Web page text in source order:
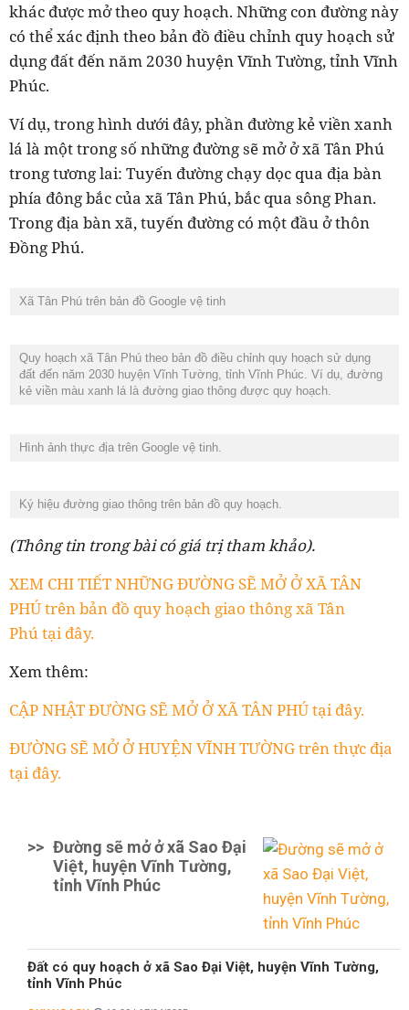
khác được mở theo quy hoạch. Những con đường này
có thể xác định theo bản đồ điều chỉnh quy hoạch sử
dụng đất đến năm 2030 huyện Vĩnh Tường, tỉnh Vĩnh
Phúc.
Ví dụ, trong hình dưới đây, phần đường kẻ viền xanh
lá là một trong số những đường sẽ mở ở xã Tân Phú
trong tương lai: Tuyến đường chạy dọc qua địa bàn
phía đông bắc của xã Tân Phú, bắc qua sông Phan.
Trong địa bàn xã, tuyến đường có một đầu ở thôn
Đồng Phú.
Xã Tân Phú trên bản đồ Google vệ tinh
Quy hoạch xã Tân Phú theo bản đồ điều chỉnh quy hoạch sử dụng
đất đến năm 2030 huyện Vĩnh Tường, tỉnh Vĩnh Phúc. Ví dụ, đường
kẻ viền màu xanh lá là đường giao thông được quy hoạch.
Hình ảnh thực địa trên Google vệ tinh.
Ký hiệu đường giao thông trên bản đồ quy hoạch.
(Thông tin trong bài có giá trị tham khảo).
XEM CHI TIẾT NHỮNG ĐƯỜNG SẼ MỞ Ở XÃ TÂN
PHÚ trên bản đồ quy hoạch giao thông xã Tân
Phú tại đây.
Xem thêm:
CẬP NHẬT ĐƯỜNG SẼ MỞ Ở XÃ TÂN PHÚ tại đây.
ĐƯỜNG SẼ MỞ Ở HUYỆN VĨNH TƯỜNG trên thực địa
tại đây.
>> Đường sẽ mở ở xã Sao Đại
Việt, huyện Vĩnh Tường,
tỉnh Vĩnh Phúc
Đất có quy hoạch ở xã Sao Đại Việt, huyện Vĩnh Tường,
tỉnh Vĩnh Phúc